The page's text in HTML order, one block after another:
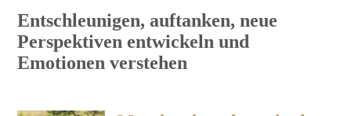
Entschleunigen, auftanken, neue
Perspektiven entwickeln und
Emotionen verstehen